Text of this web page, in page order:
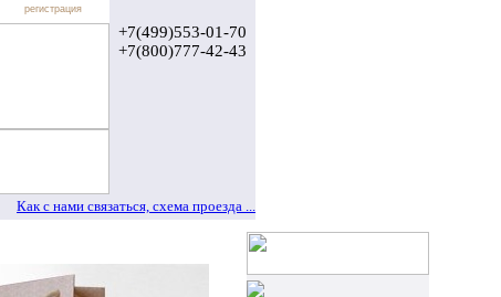
регистрация
+7(499)553-01-70
+7(800)777-42-43
Как с нами связаться, схема проезда ...